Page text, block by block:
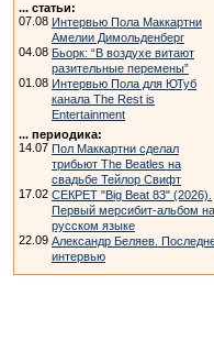
... статьи:
07.08 Интервью Пола Маккартни
Амелии Димольденберг
04.08 Бьорк: “В воздухе витают
разительные перемены”
01.08 Интервью Пола для ЮТуб
канала The Rest is
Entertainment
... периодика:
14.07 Пол Маккартни сделал
трибьют The Beatles на
свадьбе Тейлор Свифт
17.02 СЕКРЕТ "Big Beat 83" (2026).
Первый мерсибит-альбом на
русском языке
22.09 Александр Беляев.
интервью